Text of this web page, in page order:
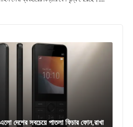
দেশের সবচেয়ে পাতলা ফিচার ফোন,রাখা